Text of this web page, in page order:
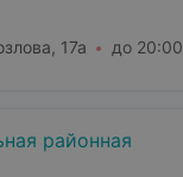
17а до 20:00
районная